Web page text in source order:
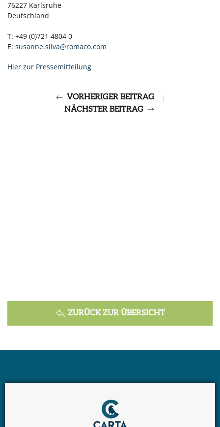
76227 Karlsruhe
Deutschland
T: +49 (0)721 4804 0
E: susanne.silva@romaco.com
Hier zur Pressemitteilung
VORHERIGER BEITRAG
|
NÄCHSTER BEITRAG
ZURÜCK ZUR ÜBERSICHT